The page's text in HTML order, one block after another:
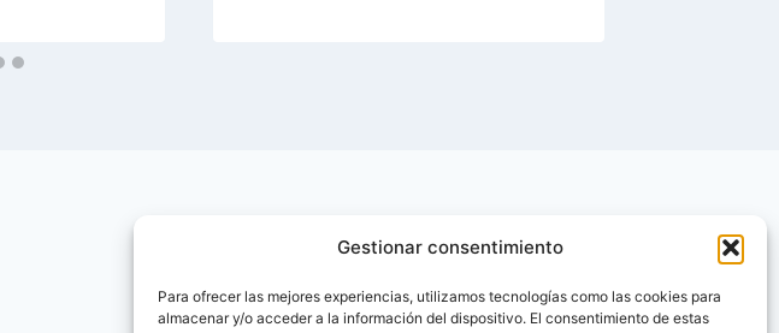
Gestionar consentimiento
Para ofrecer las mejores experiencias, utilizamos tecnologías como las cookies para
almacenar y/o acceder a la información del dispositivo. El consentimiento de estas